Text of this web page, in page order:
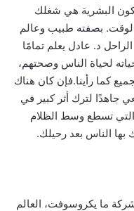
البشرية هي شغلك
بصفته طبيب وعالم
د. عادل يعلم تمامًا
لحياة الناس وصحتهم،
كما رأينا.فإن كان هناك
جاهدًا لترك أثر كبير في
تسطع وسط الظلام
الناس بعد رحيلك.
ما يكروسوفت، العالم